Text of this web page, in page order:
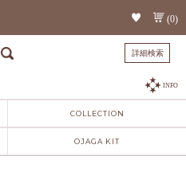
(0)
詳細検索
INFO
COLLECTION
OJAGA KIT